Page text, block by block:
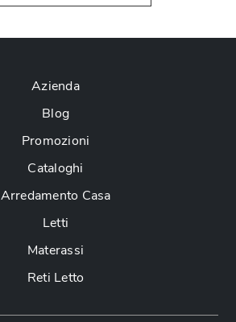
Azienda
Blog
Promozioni
Cataloghi
Arredamento Casa
Letti
Materassi
Reti Letto